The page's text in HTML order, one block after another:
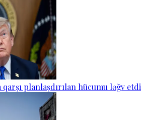
planlaşdırılan hücumu ləğv etdi